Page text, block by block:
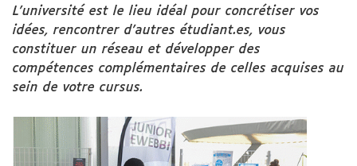
association,
aides et
ressources
L’université est le lieu idéal pour concrétiser vos
idées, rencontrer d’autres étudiant.es, vous
constituer un réseau et développer des
compétences complémentaires de celles acquises au
sein de votre cursus.